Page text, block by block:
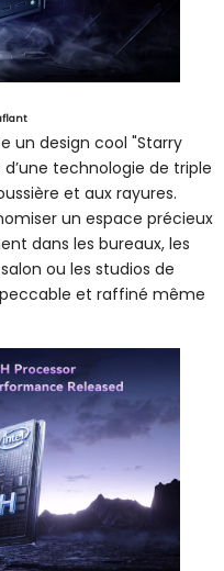
un design cool "Starry
technologie de triple
et aux rayures.
un espace précieux
dans les bureaux, les
ou les studios de
et raffiné même